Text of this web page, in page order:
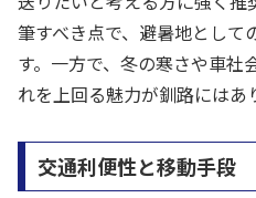
筆すべき点で、避暑地として
す。一方で、冬の寒さや車社
れを上回る魅力が釧路にはあ
交通利便性と移動手段